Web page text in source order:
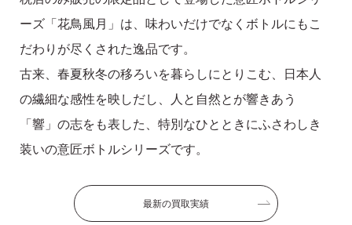
ーズ「花鳥風月」は、味わいだけでなくボトルにもこ
だわりが尽くされた逸品です。
古来、春夏秋冬の移ろいを暮らしにとりこむ、日本人
の繊細な感性を映しだし、人と自然とが響きあう
「響」の志をも表した、特別なひとときにふさわしき
装いの意匠ボトルシリーズです。
最新の買取実績